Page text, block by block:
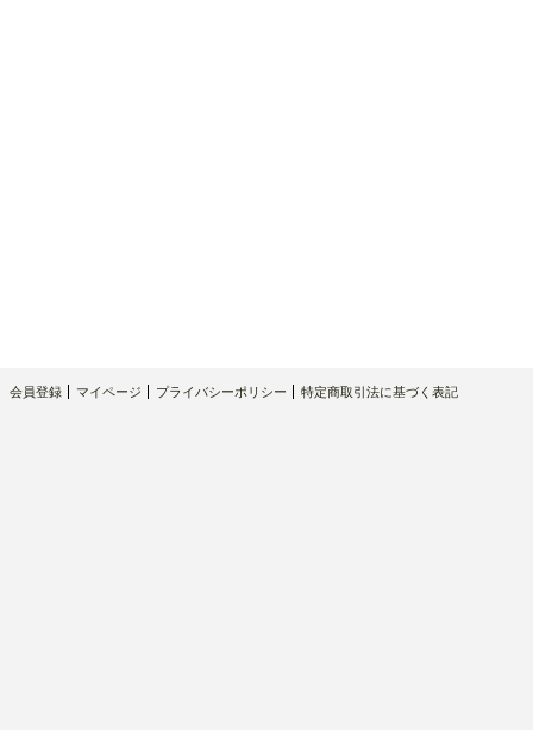
会員登録 マイページ プライバシーポリシー 特定商取引法に基づく表記